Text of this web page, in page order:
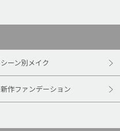
シーン別メイク
新作ファンデーション